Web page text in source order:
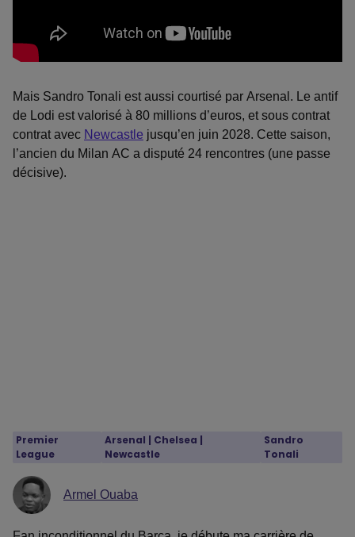
Mais Sandro Tonali est aussi courtisé par Arsenal. Le antif
de Lodi est valorisé à 80 millions d’euros, et sous contrat
contrat avec Newcastle jusqu’en juin 2028. Cette saison,
l’ancien du Milan AC a disputé 24 rencontres (une passe
décisive).
Premier
League
Arsenal | Chelsea
Newcastle
Sandro
Tonali
Armel Ouaba